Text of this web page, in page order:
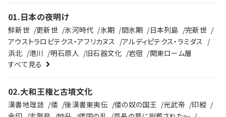
01.日本の夜明け
鮮新世 更新世 氷河時代 氷期 間氷期 日本列島
完新世
アウストラロピテクス・アフリカヌス
アルディピテクス・ラミダス
浜北
港川 明石原人 旧石器文化 岩宿
関東ローム層
すべて見る
02.大和王権と古墳文化
漢書地理誌 倭 後漢書東夷伝 倭の奴の国王 光武帝
印綬